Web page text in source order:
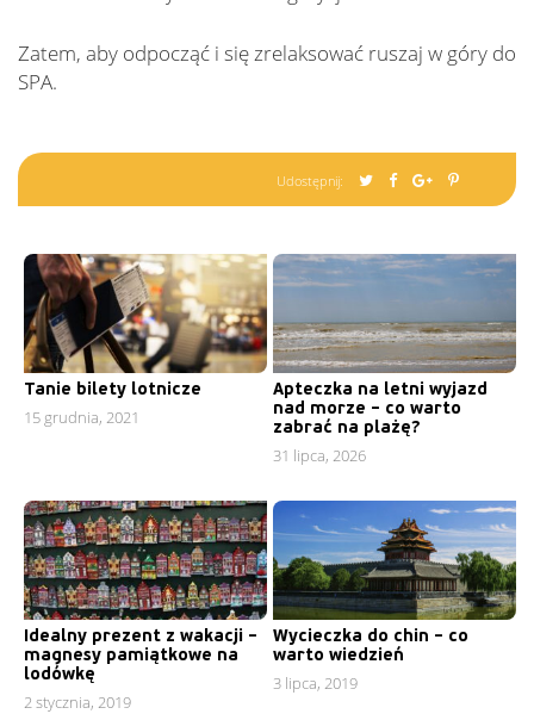
Zatem, aby odpocząć i się zrelaksować ruszaj w góry do
SPA.
Udostępnij:
Tanie bilety lotnicze
15 grudnia, 2021
Apteczka na letni wyjazd
nad morze – co warto
zabrać na plażę?
31 lipca, 2026
Idealny prezent z wakacji –
magnesy pamiątkowe na
lodówkę
2 stycznia, 2019
Wycieczka do chin – co
warto wiedzień
3 lipca, 2019